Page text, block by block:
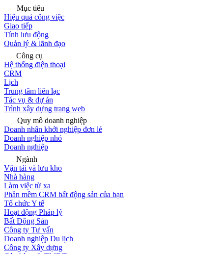
Mục tiêu
Hiệu quả công việc
Giao tiếp
Tính lưu động
Quản lý & lãnh đạo
Công cụ
Hệ thống điện thoại
CRM
Lịch
Trung tâm liên lạc
Tác vụ & dự án
Trình xây dựng trang web
Quy mô doanh nghiệp
Doanh nhân khởi nghiệp đơn lẻ
Doanh nghiệp nhỏ
Doanh nghiệp
Ngành
Vận tải và lưu kho
Nhà hàng
Làm việc từ xa
Phần mềm CRM bất động sản của bạn
Tổ chức Y tế
Hoạt động Pháp lý
Bất Động Sản
Công ty Tư vấn
Doanh nghiệp Du lịch
Công ty Xây dựng